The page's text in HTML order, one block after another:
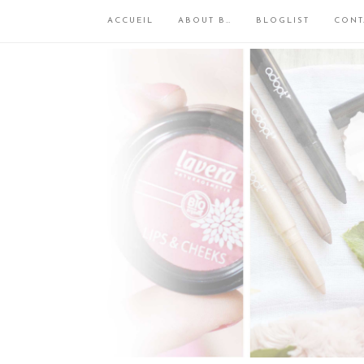
ACCUEIL ABOUT B… BLOGLIST